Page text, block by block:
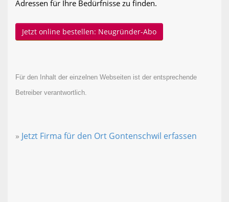
Adressen für Ihre Bedürfnisse zu finden.
Jetzt online bestellen: Neugründer-Abo
Für den Inhalt der einzelnen Webseiten ist der entsprechende
Betreiber verantwortlich.
» Jetzt Firma für den Ort Gontenschwil erfassen